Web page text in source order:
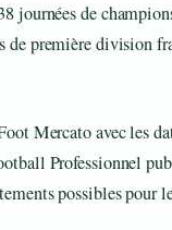
journées de
de première division
Mercato avec les
Professionnel
possibles pour